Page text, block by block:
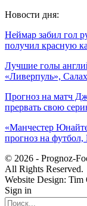
Новости дня:
Неймар забил гол
получил красную
Лучшие голы
«Ливерпуль»,
Прогноз на матч
прервать свою
«Манчестер
прогноз на
© 2026 - Prognoz-
All Rights Reserved.
Website Design: Tim
Sign in